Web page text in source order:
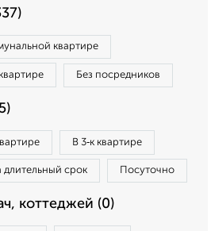
квартире
Без посредников
В 3‑к квартире
длительный срок Посуточно
коттеджей (0)